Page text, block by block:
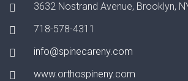
3632 Nostrand Avenue, Brooklyn,
718-578-4311
info@spinecareny.com
www.orthospineny.com